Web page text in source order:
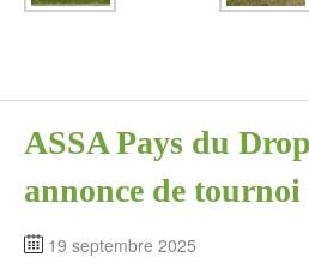
ASSA Pays du
annonce de tournoi
19 septembre 2025